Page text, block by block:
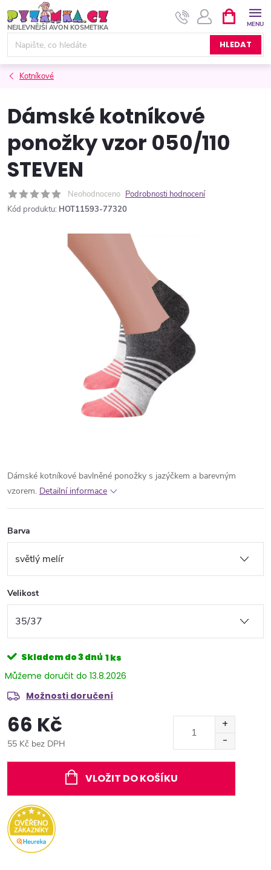
na
obsah
HLEDAT
NÁKUPNÍ
KOŠÍK
Kotníkové
Dámské kotníkové
ponožky vzor 050/110
STEVEN
Neohodnoceno Podrobnosti hodnocení
Kód produktu: HOT11593-77320
Dámské kotníkové bavlněné ponožky s jazýčkem a barevným
vzorem. Detailní informace
Barva
Velikost
Skladem do 3 dnů 1 ks
13.8.2026
Možnosti doručení
66 Kč
55 Kč bez DPH
VLOŽIT DO KOŠÍKU